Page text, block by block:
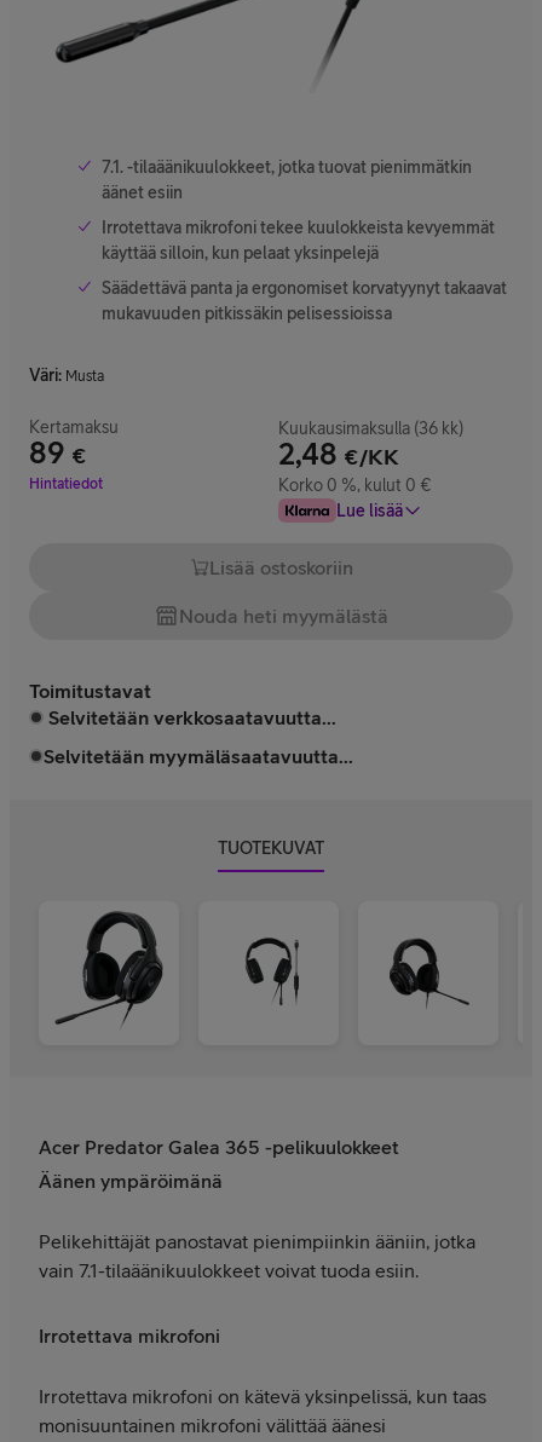
7.1. -tilaäänikuulokkeet, jotka tuovat pienimmätkin
äänet esiin
Irrotettava mikrofoni tekee kuulokkeista kevyemmät
käyttää silloin, kun pelaat yksinpelejä
Säädettävä panta ja ergonomiset korvatyynyt takaavat
mukavuuden pitkissäkin pelisessioissa
Väri: Musta
Kertamaksu
89 €
Hinta 89 €
Hintatiedot
Kuukausimaksulla (36 kk)
2,48 €/KK
Korko 0 %, kulut 0 €
Lue lisää
Lisää ostoskoriin
Nouda heti myymälästä
Toimitustavat
Selvitetään verkkosaatavuutta...
Selvitetään myymäläsaatavuutta...
TUOTEKUVAT
Acer Predator Galea 365 -pelikuulokkeet
Äänen ympäröimänä
Pelikehittäjät panostavat pienimpiinkin ääniin, jotka
vain 7.1-tilaäänikuulokkeet voivat tuoda esiin.
Irrotettava mikrofoni
Irrotettava mikrofoni on kätevä yksinpelissä, kun taas
monisuuntainen mikrofoni välittää äänesi